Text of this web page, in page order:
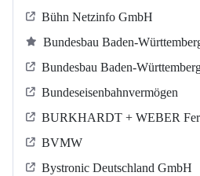
Bühn Netzinfo GmbH
Bundesbau Baden-
Bundesbau Baden-
Bundeseisenbahnvermögen
BURKHARDT + WEBER
BVMW
Bystronic Deutschland GmbH